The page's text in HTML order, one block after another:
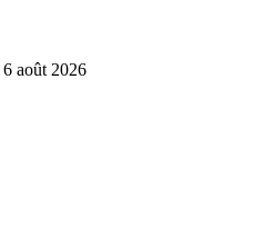
6 août 2026